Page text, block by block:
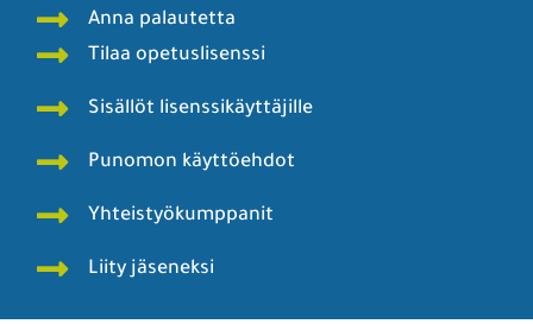
Anna palautetta
Tilaa opetuslisenssi
Sisällöt lisenssikäyttäjille
Punomon käyttöehdot
Yhteistyökumppanit
Liity jäseneksi